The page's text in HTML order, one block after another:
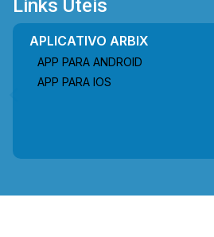
Links Úteis
APLICATIVO ARBIX
APP PARA ANDROID
APP PARA IOS